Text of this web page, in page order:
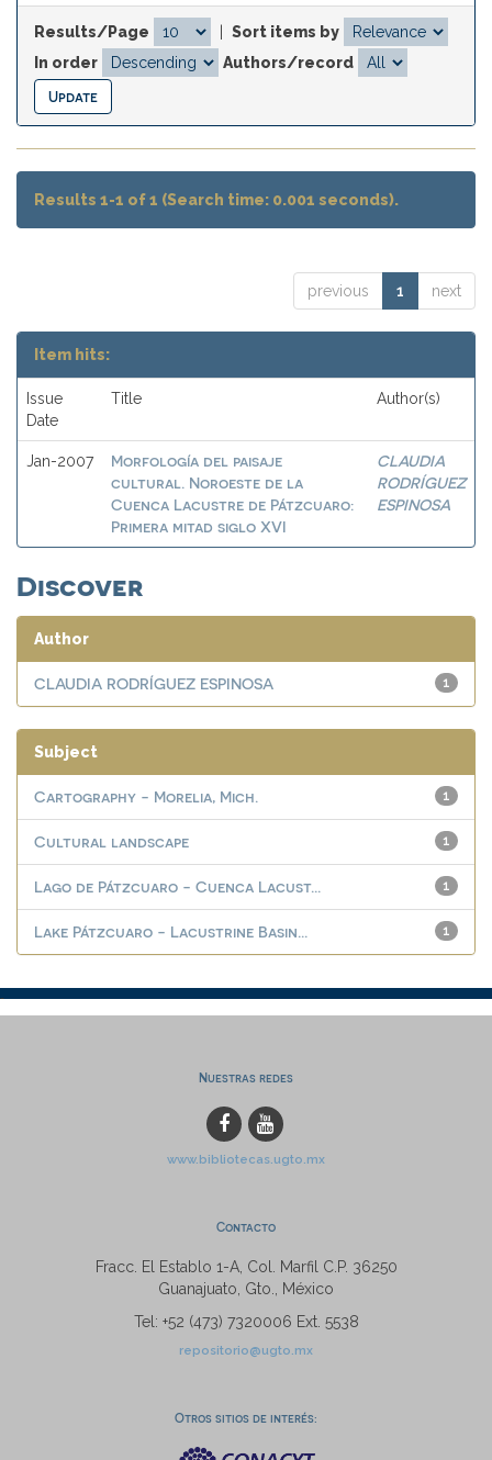
Results/Page
Sort items by
In order
Authors/record
Results 1-1 of 1 (Search time: 0.001 seconds).
previous 1 next
Item hits:
Issue
Date
Title Author(s)
Jan-2007
Morfología del paisaje
cultural. Noroeste de la
Cuenca Lacustre de Pátzcuaro:
Primera mitad siglo XVI
CLAUDIA
RODRÍGUEZ
ESPINOSA
Discover
Author
1
CLAUDIA RODRÍGUEZ ESPINOSA
Subject
1
Cartography - Morelia, Mich.
1
Cultural landscape
1
Lago de Pátzcuaro - Cuenca Lacust...
1
Lake Pátzcuaro - Lacustrine Basin...
Nuestras redes
www.bibliotecas.ugto.mx
Contacto
Fracc. El Establo 1-A, Col. Marfil C.P. 36250
Guanajuato, Gto., México
Tel: +52 (473) 7320006 Ext. 5538
repositorio@ugto.mx
Otros sitios de interés: